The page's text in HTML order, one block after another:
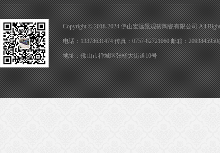
Copyright © 2018-2024 佛山宏远景观砖陶瓷有限公司 All
电话：13378631474 传真：0757-82721060 邮箱：
地址：佛山市禅城区张槎大街道10号